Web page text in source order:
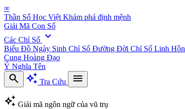
∞
Thần Số Học Việt Khám phá định mệnh
Giải Mã Con Số
Các Chỉ Số expand_more
Biểu Đồ Ngày Sinh Chỉ Số Đường Đời Chỉ Số Linh Hồn
Cung Hoàng Đạo
Ý Nghĩa Tên
search auto_awesome Tra Cứu
menu
auto_awesome Giải mã ngôn ngữ của vũ trụ